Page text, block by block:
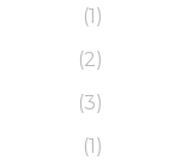
(1)
(2)
(3)
(1)